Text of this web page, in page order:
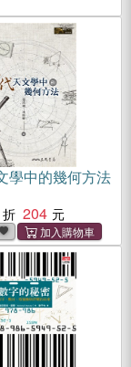
學中的幾何方法
204